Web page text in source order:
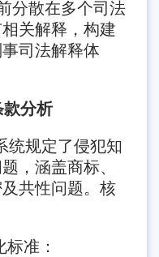
分散在多个司法
关解释，构建
司法解释体
分析
统规定了侵犯知
，涵盖商标、
共性问题。核
准：